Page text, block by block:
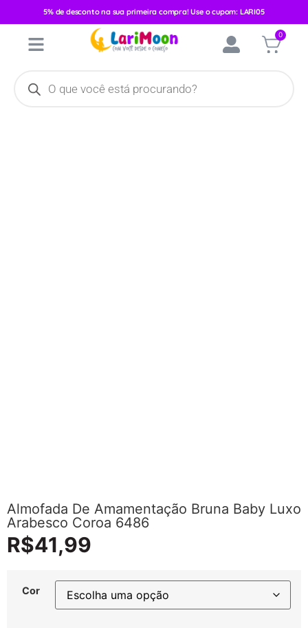
5% de desconto na sua primeira compra! Use o cupom: LARI05
0
Acessórios/ Quarto/Quarto e Decoração
/ Almofada De
Amamentação Bruna Baby Luxo Arabesco Coroa 6486
Almofada De Amamentação Bruna Baby Luxo
Arabesco Coroa 6486
R$41,99
Cor